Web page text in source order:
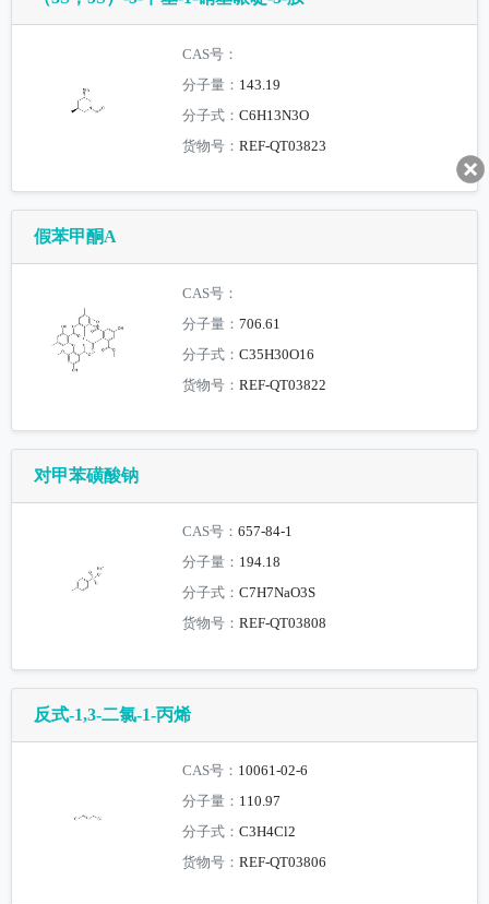
CAS号：
分子量： 143.19
分子式：C6H13N3O
货物号：REF-QT03823
假苯甲酮A
CAS号：
分子量：706.61
分子式：C35H30O16
货物号：REF-QT03822
对甲苯磺酸钠
CAS号：657-84-1
分子量： 194.18
分子式：C7H7NaO3S
货物号：REF-QT03808
反式-1,3-二氯-1-丙烯
CAS号： 10061-02-6
分子量： 110.97
分子式：C3H4Cl2
货物号：REF-QT03806